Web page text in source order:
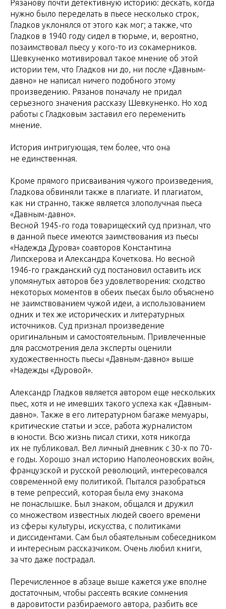
Рязанову почти детективную историю: дескать, когда
нужно было переделать в пьесе несколько строк,
Гладков уклонялся от этого как мог; а также, что
Гладков в 1940 году сидел в тюрьме, и, вероятно,
позаимствовал пьесу у кого-то из сокамерников.
Шевкуненко мотивировал такое мнение об этой
истории тем, что Гладков ни до, ни после «Давным-
давно» не написал ничего подобного этому
произведению. Рязанов поначалу не придал
серьезного значения рассказу Шевкуненко. Но ход
работы с Гладковым заставил его переменить
мнение.
История интригующая, тем более, что она
не единственная.
Кроме прямого присваивания чужого произведения,
Гладкова обвиняли также в плагиате. И плагиатом,
как ни странно, также является злополучная пьеса
«Давным-давно».
Весной 1945-го года товарищеский суд признал, что
в данной пьесе имеются заимствования из пьесы
«Надежда Дурова» соавторов Константина
Липскерова и Александра Кочеткова. Но весной
1946-го гражданский суд постановил оставить иск
упомянутых авторов без удовлетворения: сходство
некоторых моментов в обеих пьесах было объяснено
не заимствованием чужой идеи, а использованием
одних и тех же исторических и литературных
источников. Суд признал произведение
оригинальным и самостоятельным. Привлеченные
для рассмотрения дела эксперты оценили
художественность пьесы «Давным-давно» выше
«Надежды «Дуровой».
Александр Гладков является автором еще нескольких
пьес, хотя и не имевших такого успеха как «Давным-
давно». Также в его литературном багаже мемуары,
критические статьи и эссе, работа журналистом
в юности. Всю жизнь писал стихи, хотя никогда
их не публиковал. Вел личный дневник с 30-х по 70-
е годы. Хорошо знал историю Наполеоновских войн,
французской и русской революций, интересовался
современной ему политикой. Пытался разобраться
в теме репрессий, которая была ему знакома
не понаслышке. Был знаком, общался и дружил
со множеством известных людей своего времени
из сферы культуры, искусства, с политиками
и диссидентами. Сам был обаятельным собеседником
и интересным рассказчиком. Очень любил книги,
за что даже пострадал.
Перечисленное в абзаце выше кажется уже вполне
достаточным, чтобы рассеять всякие сомнения
в даровитости разбираемого автора, разбить все